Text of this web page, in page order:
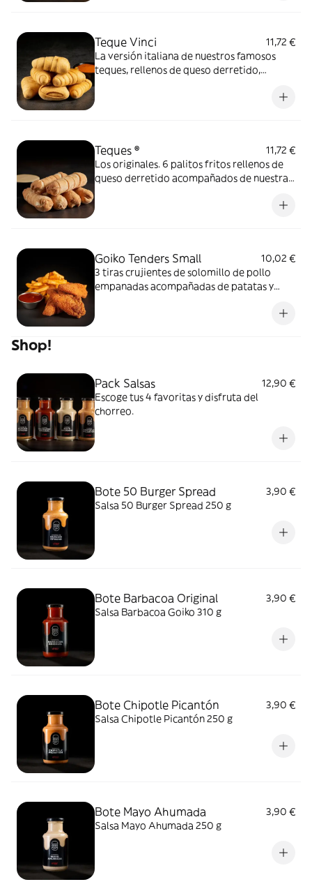
Teque Vinci
11,72 €
La versión italiana de nuestros famosos
teques, rellenos de queso derretido,
Teques ®
11,72 €
Los originales. 6 palitos fritos rellenos de
queso derretido acompañados de nuestra
Goiko Tenders Small
10,02 €
3 tiras crujientes de solomillo de pollo
empanadas acompañadas de patatas y
Shop!
Pack Salsas
12,90 €
Escoge tus 4 favoritas y disfruta del
chorreo.
Bote 50 Burger Spread
3,90 €
Salsa 50 Burger Spread 250 g
Bote Barbacoa Original
3,90 €
Salsa Barbacoa Goiko 310 g
Bote Chipotle Picantón
3,90 €
Salsa Chipotle Picantón 250 g
Bote Mayo Ahumada
3,90 €
Salsa Mayo Ahumada 250 g